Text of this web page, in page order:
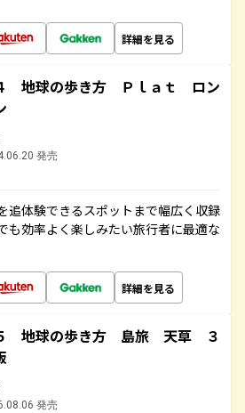
詳細を見る
地球の歩き方 Ｐｌａｔ ロン
発売
追体験できるスポットまで幅広く収録
も効率よく楽しみたい旅行者に最適な
詳細を見る
地球の歩き方 島旅 天草 ３
発売